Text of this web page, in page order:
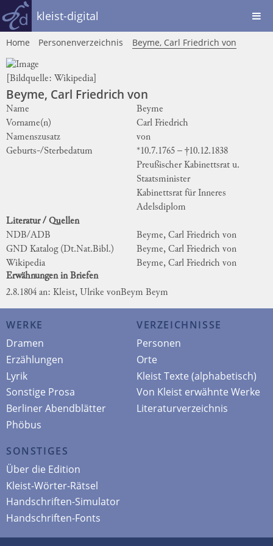
kleist-digital
Home Personenverzeichnis Beyme, Carl Friedrich von
[Bildquelle: Wikipedia
Beyme, Carl Friedrich von
Name
Beyme
Vorname(n)
Carl Friedrich
Namenszusatz
von
Geburts-/Sterbedatum
*10.7.1765 – †10.12.1838
Preußischer Kabinettsrat u.
Staatsminister
Kabinettsrat für Inneres
Adelsdiplom
Literatur / Quellen
NDB/ADB
Beyme, Carl Friedrich von
GND Katalog (Dt.Nat.Bibl.)
Beyme, Carl Friedrich von
Wikipedia
Beyme, Carl Friedrich von
Erwähnungen in Briefen
2.8.1804 an: Kleist, Ulrike vonBeym Beym
WERKE
Dramen
Erzählungen
Lyrik
Sonstige Prosa
Berliner Abendblätter
Phöbus
VERZEICHNISSE
Personen
Orte
Kleist Texte (alphabetisch)
Von Kleist erwähnte Werke
Literaturverzeichnis
SONSTIGES
Über die Edition
Kleist-Wörter-Rätsel
Handschriften-Simulator
Handschriften-Fonts